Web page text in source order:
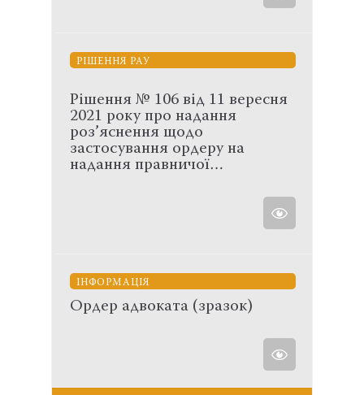
РІШЕННЯ РАУ
Рішення № 106 від 11 вересня
2021 року про надання
роз’яснення щодо
застосування ордеру на
надання правничої…
ІНФОРМАЦІЯ
Ордер адвоката (зразок)